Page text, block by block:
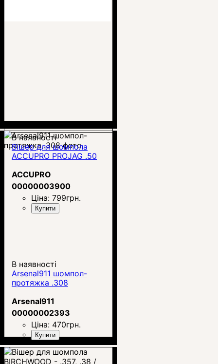
В наявності
Вішер для шомпола
ACCUPRO PROJAG .50
ACCUPRO
00000003900
Ціна: 799грн.
Купити
В наявності
Arsenal911 шомпол-
протяжка .308
Arsenal911
00000002393
Ціна: 470грн.
Купити